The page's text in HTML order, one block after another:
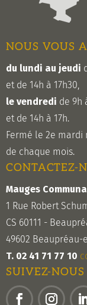
NOUS VOUS
du lundi au jeudi
et de 14h à 17h30,
le vendredi de 9h
et de 14h à 17h.
Fermé le 2e mardi
de chaque mois.
CONTACTEZ-
Mauges
1 Rue Robert
CS 60111 -
49602 Beaupréau-
T. 02 41 71 77 10
SUIVEZ-NOUS